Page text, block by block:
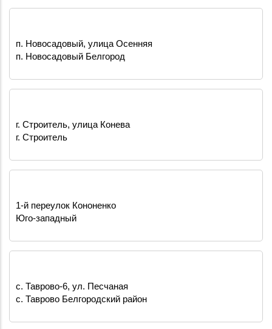
п. Новосадовый, улица Осенняя
п. Новосадовый Белгород
г. Строитель, улица Конева
г. Строитель
1-й переулок Кононенко
Юго-западный
с. Таврово-6, ул. Песчаная
с. Таврово Белгородский район